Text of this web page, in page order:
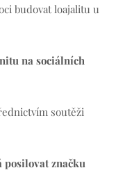
budovat loajalitu u
na sociálních
soutěži
posilovat značku